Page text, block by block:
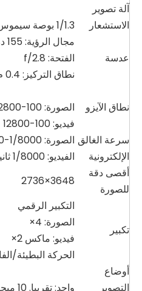
آلة تصوير
الاستشعار
1/1.3 بوصة سيموس
عدسة
مجال الرؤية: 155 درجة
الفتحة: f/2.8
نطاق التركيز: 0.4 م إلى ∞
نطاق الآيزو
الصورة: 100-12800
فيديو: 100-12800
سرعة الغالق
الإلكترونية
الصورة: 1/8000-30 ثانية
الفيديو: 1/8000 ثانية إلى حد الإطارات في الثانية
أقصى دقة
للصورة
3648×2736
تكبير
التكبير الرقمي
الصورة: 4×
فيديو: ماكس 2×
الحركة البطيئة/
أوضاع
التصوير
واحد: تقريبا. 10 ميجابكسل